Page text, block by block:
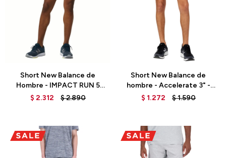
Short New Balance de
Hombre - IMPACT RUN 5
INCH - MS21268BK - BLACK
$ 2.312 $2.890
Talle
Short New Balance de
hombre - Accelerate 3" -
MS23243BK - BLACK
$ 1.272 $1.590